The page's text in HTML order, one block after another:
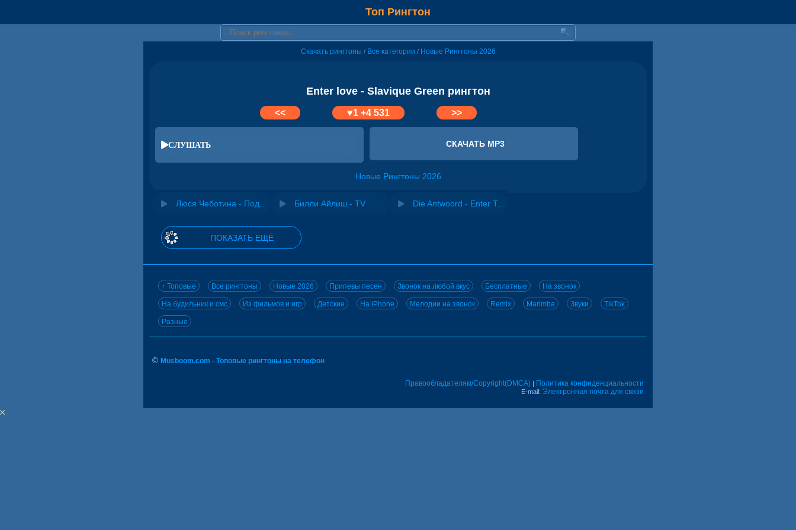
Топ Рингтон
Скачать рингтоны / Все категории / Новые Рингтоны 2026
Enter love - Slavique Green рингтон
<< ♥1 +4 531 >>
СЛУШАТЬ СКАЧАТЬ MP3
Новые Рингтоны 2026
Билли Айлиш - TV
ПОКАЗАТЬ ЕЩЁ
↑ Топовые Все рингтоны Новые 2026 Припевы песен Звонок на любой вкус Бесплатные На звонок
На будильник и смс Из фильмов и игр Детские На iPhone Мелодии на звонок Remix Marimba Звуки TikTok
Разные
© Musboom.com - Топовые рингтоны на телефон
Правообладателям/Copyright(DMCA) | Политика конфиденциальности
E-mail: Электронная почта для связи